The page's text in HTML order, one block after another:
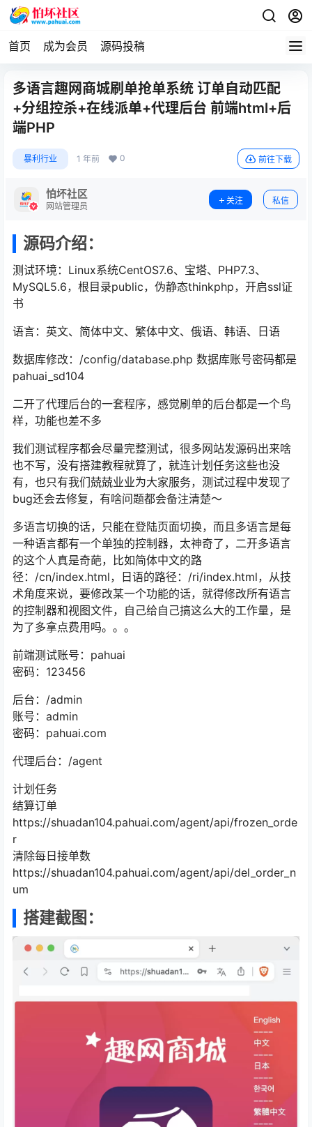
首页 成为会员 源码投稿
多语言趣网商城刷单抢单系统 订单自动匹配
+分组控杀+在线派单+代理后台 前端html+后
端PHP
暴利行业 1 年前 0 前往下载
怕坏社区
网站管理员
关注 私信
源码介绍：
测试环境：Linux系统CentOS7.6、宝塔、PHP7.3、
MySQL5.6，根目录public，伪静态thinkphp，开启ssl证
书
语言：英文、简体中文、繁体中文、俄语、韩语、日语
数据库修改：/config/database.php 数据库账号密码都是
pahuai_sd104
二开了代理后台的一套程序，感觉刷单的后台都是一个鸟
样，功能也差不多
我们测试程序都会尽量完整测试，很多网站发源码出来啥
也不写，没有搭建教程就算了，就连计划任务这些也没
有，也只有我们兢兢业业为大家服务，测试过程中发现了
bug还会去修复，有啥问题都会备注清楚～
多语言切换的话，只能在登陆页面切换，而且多语言是每
一种语言都有一个单独的控制器，太神奇了，二开多语言
的这个人真是奇葩，比如简体中文的路
径：/cn/index.html，日语的路径：/ri/index.html，从技
术角度来说，要修改某一个功能的话，就得修改所有语言
的控制器和视图文件，自己给自己搞这么大的工作量，是
为了多拿点费用吗。。。
前端测试账号：pahuai
密码：123456
后台：/admin
账号：admin
密码：pahuai.com
代理后台：/agent
计划任务
结算订单
https://shuadan104.pahuai.com/agent/api/frozen_orde
r
清除每日接单数
https://shuadan104.pahuai.com/agent/api/del_order_n
um
搭建截图：